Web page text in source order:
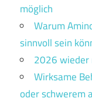
möglich
Warum
sinnvoll sein
2026 wieder
Wirksame
oder schwerem